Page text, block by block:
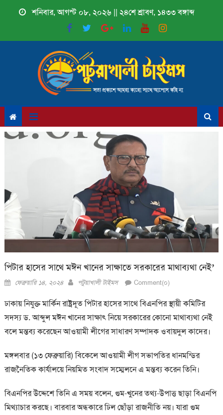
শনিবার, আগস্ট ০৮, ২০২৬ || ২৪শে শ্রাবণ, ১৪৩৩ বঙ্গাব্দ
পিটার হাসের সাথে মঈন খানের সাক্ষাতে সরকারের মাথাব্যথা নেই’
Posted
ফেব্রুয়ারি ১৪, ২০২৪ Author
পটুয়াখালী টাইমস Comment(০)
ঢাকায় নিযুক্ত মার্কিন রাষ্ট্রদূত পিটার হাসের সাথে বিএনপির স্থায়ী কমিটির
সদস্য ড. আব্দুল মঈন খানের সাক্ষাৎ নিয়ে সরকারের কোনো মাথাব্যথা নেই
বলে মন্তব্য করেছেন আওয়ামী লীগের সাধারণ সম্পাদক ওবায়দুল কাদের।
মঙ্গলবার (১৩ ফেব্রুয়ারি) বিকেলে আওয়ামী লীগ সভাপতির ধানমন্ডির
রাজনৈতিক কার্যালয়ে নিয়মিত সংবাদ সম্মেলনে এ মন্তব্য করেন তিনি।
বিএনপির উদ্দেশে তিনি এ সময় বলেন, গুম-খুনের তথ্য-উপাত্ত ছাড়া বিএনপি
মিথ্যাচার করছে। বারবার অন্ধকারে ঢিল ছোঁড়া রাজনীতি নয়। যারা গুম